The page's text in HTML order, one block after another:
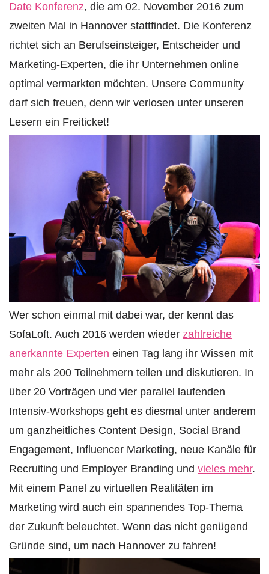
Date Konferenz, die am 02. November 2016 zum
zweiten Mal in Hannover stattfindet. Die Konferenz
richtet sich an Berufseinsteiger, Entscheider und
Marketing-Experten, die ihr Unternehmen online
optimal vermarkten möchten. Unsere Community
darf sich freuen, denn wir verlosen unter unseren
Lesern ein Freiticket!
Wer schon einmal mit dabei war, der kennt das
SofaLoft. Auch 2016 werden wieder zahlreiche
anerkannte Experten einen Tag lang ihr Wissen mit
mehr als 200 Teilnehmern teilen und diskutieren. In
über 20 Vorträgen und vier parallel laufenden
Intensiv-Workshops geht es diesmal unter anderem
um ganzheitliches Content Design, Social Brand
Engagement, Influencer Marketing, neue Kanäle für
Recruiting und Employer Branding und vieles mehr.
Mit einem Panel zu virtuellen Realitäten im
Marketing wird auch ein spannendes Top-Thema
der Zukunft beleuchtet. Wenn das nicht genügend
Gründe sind, um nach Hannover zu fahren!